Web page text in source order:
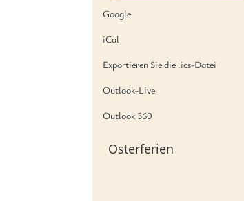
Google
iCal
Exportieren Sie die .ics-Datei
Outlook-Live
Outlook 360
Osterferien